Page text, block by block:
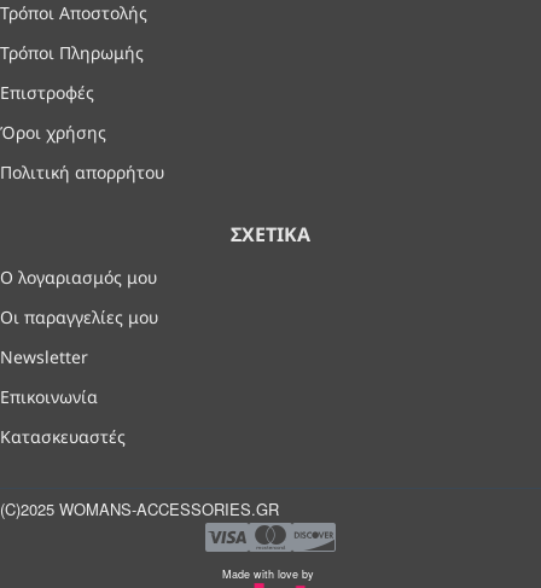
Τρόποι Αποστολής
Τρόποι Πληρωμής
Επιστροφές
Όροι χρήσης
Πολιτική απορρήτου
ΣΧΕΤΙΚΆ
Ο λογαριασμός μου
Οι παραγγελίες μου
Newsletter
Επικοινωνία
Κατασκευαστές
(C)2025 WOMANS-ACCESSORIES.GR
Made with love by